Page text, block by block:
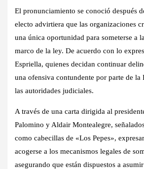
El pronunciamiento se conoció después
electo advirtiera que las organizaciones
una única oportunidad para someterse a
marco de la ley. De acuerdo con lo
Espriella, quienes decidan continuar
una ofensiva contundente por parte de la
las autoridades judiciales.
A través de una carta dirigida al
Palomino y Aldair Montealegre,
como cabecillas de «Los Pepes»,
acogerse a los mecanismos legales de
asegurando que están dispuestos a